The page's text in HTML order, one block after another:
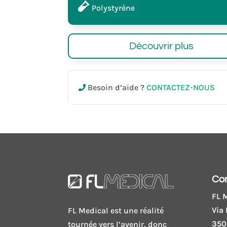
Polystyrène
Découvrir plus
Besoin d’aide ?CONTACTEZ-NOUS
FL Medical est une réalité
tournée vers l’avenir, donc
FL
Via